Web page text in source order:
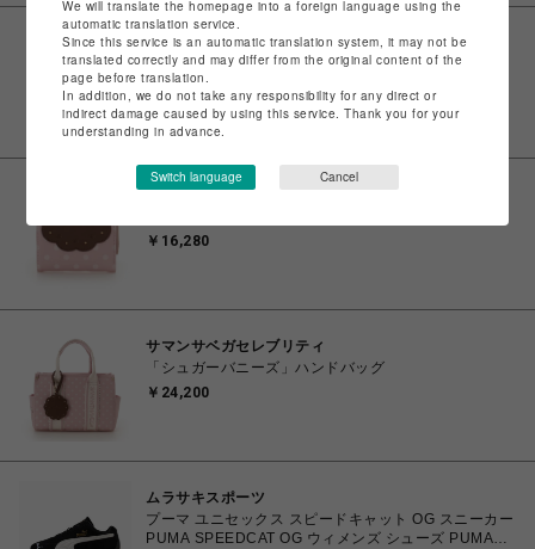
ビーバー
Needles/ニードルズ 別注Shawl Collar S/S Polo -
Cotton Pique - NAVY-
￥16,500
サマンサベガセレブリティ
￥16,280
サマンサベガセレブリティ
「シュガーバニーズ」ハンドバッグ
￥24,200
ムラサキスポーツ
プーマ ユニセックス スピードキャット OG スニーカー
PUMA SPEEDCAT OG ウィメンズ シューズ PUMA
We will translate the homepage into a foreign language using the
automatic translation service.
Since this service is an automatic translation system, it may not be
translated correctly and may differ from the original content of the
page before translation.
In addition, we do not take any responsibility for any direct or
indirect damage caused by using this service. Thank you for your
understanding in advance.
Switch language Cancel